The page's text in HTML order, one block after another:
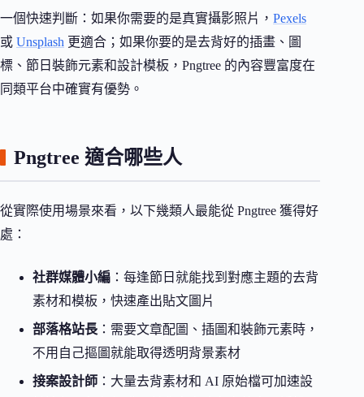
一個快速判斷：如果你需要的是真實攝影照片， Pexels
或 Unsplash 更適合；如果你要的是去背好的插畫、圖
標、節日裝飾元素和設計模板，Pngtree 的內容豐富度在
同類平台中確實有優勢。
Pngtree 適合哪些人
從實際使用場景來看，以下幾類人最能從 Pngtree 獲得好
處：
社群媒體小編 ：每逢節日就能找到對應主題的去背
素材和模板，快速產出貼文圖片
部落格站長 ：需要文章配圖、插圖和裝飾元素時，
不用自己摳圖就能取得透明背景素材
接案設計師 ：大量去背素材和 AI 原始檔可加速設